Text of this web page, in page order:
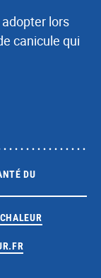
lors
canicule qui
DU